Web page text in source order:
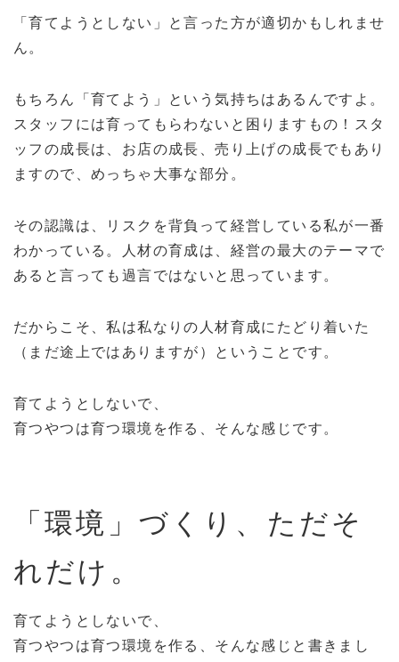
「育てようとしない」と言った方が適切かもしれませ
ん。
もちろん「育てよう」という気持ちはあるんですよ。
スタッフには育ってもらわないと困りますもの！スタ
ッフの成長は、お店の成長、売り上げの成長でもあり
ますので、めっちゃ大事な部分。
その認識は、リスクを背負って経営している私が一番
わかっている。人材の育成は、経営の最大のテーマで
あると言っても過言ではないと思っています。
だからこそ、私は私なりの人材育成にたどり着いた
（まだ途上ではありますが）ということです。
育てようとしないで、
育つやつは育つ環境を作る、そんな感じです。
「環境」づくり、ただそ
れだけ。
育てようとしないで、
育つやつは育つ環境を作る、そんな感じと書きまし